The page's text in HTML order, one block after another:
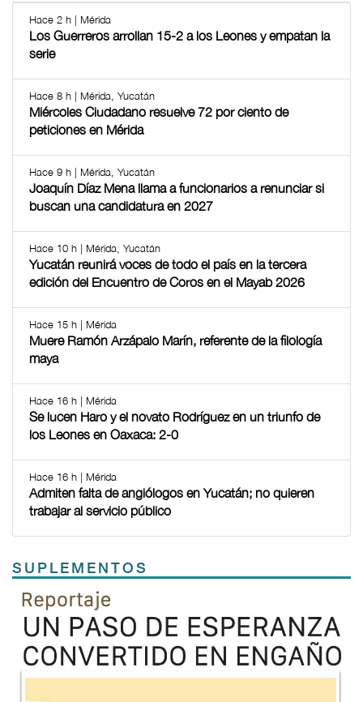
Hace 2 h | Mérida
Los Guerreros arrollan 15-2 a los Leones y empatan la
serie
Hace 8 h | Mérida, Yucatán
Miércoles Ciudadano resuelve 72 por ciento de
peticiones en Mérida
Hace 9 h | Mérida, Yucatán
Joaquín Díaz Mena llama a funcionarios a renunciar si
buscan una candidatura en 2027
Hace 10 h | Mérida, Yucatán
Yucatán reunirá voces de todo el país en la tercera
edición del Encuentro de Coros en el Mayab 2026
Hace 15 h | Mérida
Muere Ramón Arzápalo Marín, referente de la filología
maya
Hace 16 h | Mérida
Se lucen Haro y el novato Rodríguez en un triunfo de
los Leones en Oaxaca: 2-0
Hace 16 h | Mérida
Admiten falta de angiólogos en Yucatán; no quieren
trabajar al servicio público
SUPLEMENTOS
Previous
TODOS LOS SUPLEMENTOS